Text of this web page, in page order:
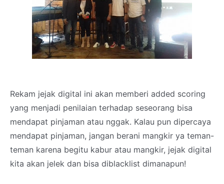
Rekam jejak digital ini akan memberi added scoring
yang menjadi penilaian terhadap seseorang bisa
mendapat pinjaman atau nggak. Kalau pun dipercaya
mendapat pinjaman, jangan berani mangkir ya teman-
teman karena begitu kabur atau mangkir, jejak digital
kita akan jelek dan bisa diblacklist dimanapun!